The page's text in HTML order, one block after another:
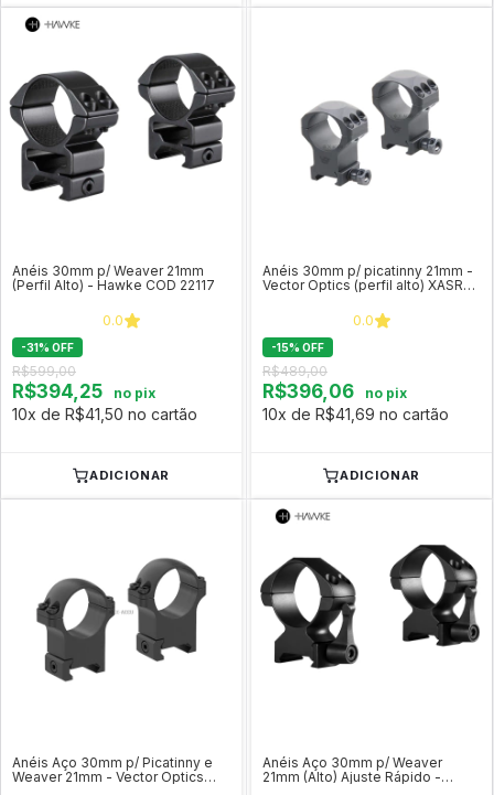
Anéis 30mm p/ Weaver 21mm
(Perfil Alto) - Hawke COD 22117
0.0
-31% OFF
R$599,00
R$394,25 no pix
10x de R$41,50 no cartão
ADICIONAR
Anéis 30mm p/ picatinny 21mm -
Vector Optics (perfil alto) XASR-
0.0
-15% OFF
R$489,00
R$396,06 no pix
10x de R$41,69 no cartão
ADICIONAR
Anéis Aço 30mm p/ Picatinny e
Weaver 21mm - Vector Optics
Anéis Aço 30mm p/ Weaver
21mm (Alto) Ajuste Rápido -